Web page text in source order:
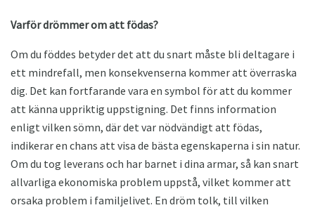
Varför drömmer om att födas?
Om du föddes betyder det att du snart måste bli deltagare i
ett mindrefall, men konsekvenserna kommer att överraska
dig. Det kan fortfarande vara en symbol för att du kommer
att känna uppriktig uppstigning. Det finns information
enligt vilken sömn, där det var nödvändigt att födas,
indikerar en chans att visa de bästa egenskaperna i sin natur.
Om du tog leverans och har barnet i dina armar, så kan snart
allvarliga ekonomiska problem uppstå, vilket kommer att
orsaka problem i familjelivet. En dröm tolk, till vilken